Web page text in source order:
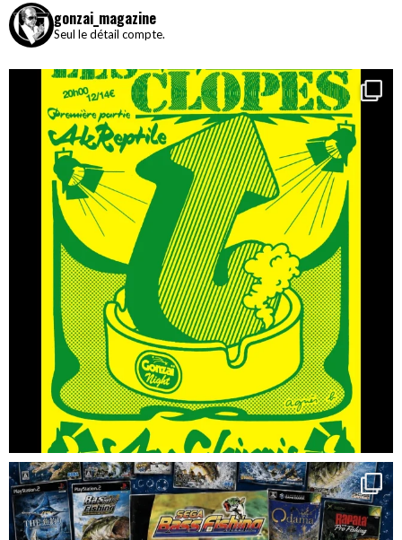
gonzai_magazine
Seul le détail compte.